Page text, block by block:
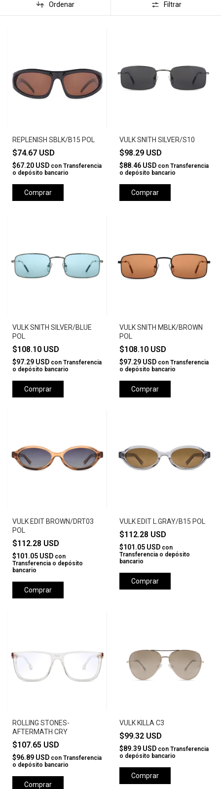
Ordenar Filtrar
REPLENISH SBLK/B15 POL
$74.67 USD
$67.20 USD con Transferencia
o depósito bancario
VULK SNITH SILVER/S10
$98.29 USD
$88.46 USD con Transferencia
o depósito bancario
Comprar
VULK SNITH SILVER/BLUE
POL
$108.10 USD
$97.29 USD con Transferencia
o depósito bancario
Comprar
VULK SNITH MBLK/BROWN
POL
$108.10 USD
$97.29 USD con Transferencia
o depósito bancario
Comprar
VULK EDIT BROWN/DRT03
POL
$112.28 USD
$101.05 USD con
Transferencia o depósito
bancario
Comprar
VULK EDIT L.GRAY/B15 POL
$112.28 USD
$101.05 USD con
Transferencia o depósito
bancario
Comprar
ROLLING STONES-
AFTERMATH CRY
$107.65 USD
$96.89 USD con Transferencia
o depósito bancario
Comprar
VULK KILLA C3
$99.32 USD
$89.39 USD con Transferencia
o depósito bancario
Comprar